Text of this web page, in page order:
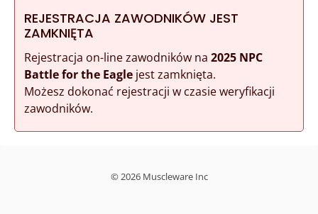
REJESTRACJA ZAWODNIKÓW JEST
ZAMKNIĘTA
Rejestracja on-line zawodników na 2025 NPC
Battle for the Eaglejest zamknięta.
Możesz dokonać rejestracji w czasie weryfikacji
zawodników.
© 2026 Muscleware Inc